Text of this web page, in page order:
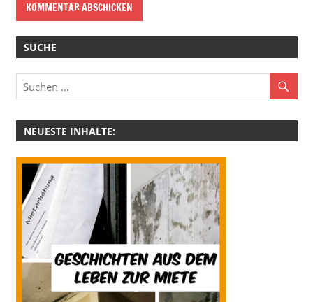
SUCHE
NEUESTE INHALTE: